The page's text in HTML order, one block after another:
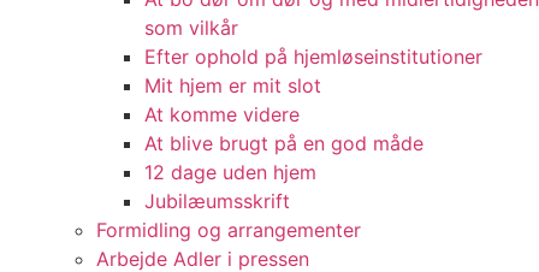
som vilkår
Efter ophold på hjemløseinstitutioner
Mit hjem er mit slot
At komme videre
At blive brugt på en god måde
12 dage uden hjem
Jubilæumsskrift
Formidling og arrangementer
Arbejde Adler i pressen